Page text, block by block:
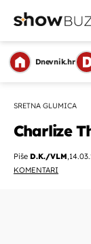
Dnevnik.hr
SRETNA GLUMICA
Charlize
Piše D.K./VLM,
KOMENTARI